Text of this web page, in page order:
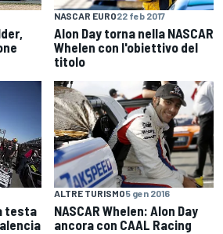
NASCAR EURO22 feb 2017
Alon Day torna nella NASCAR
Whelen con l'obiettivo del
titolo
testa
ALTRE TURISMO5 gen 2016
NASCAR Whelen: Alon Day
ancora con CAAL Racing